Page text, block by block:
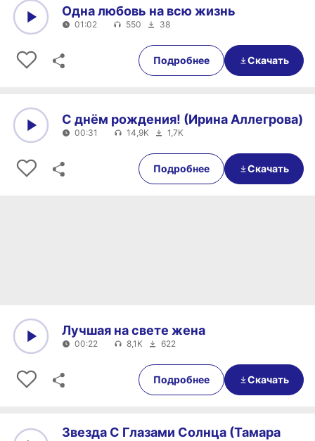
01:02
Одна любовь на всю жизнь
01:02 550 38
Подробнее Скачать
00:31
С днём рождения! (Ирина Аллегрова)
00:31 14,9K 1,7K
Подробнее Скачать
00:22
Лучшая на свете жена
00:22 8,1K 622
Подробнее Скачать
Звезда С Глазами Солнца (Тамара